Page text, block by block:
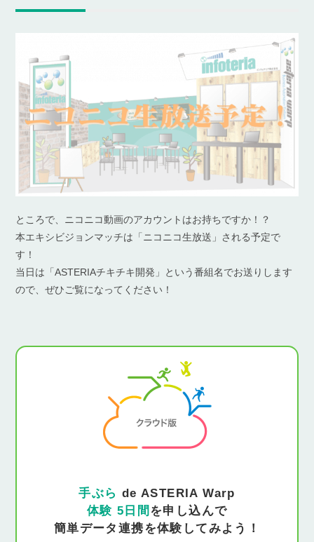
ところで、ニコニコ動画のアカウントはお持ちですか！？
本エキシビジョンマッチは「ニコニコ生放送」される予定で
す！
当日は「ASTERIAチキチキ開発」という番組名でお送りします
ので、ぜひご覧になってください！
手ぶら de ASTERIA Warp
体験 5日間 を申し込んで
簡単データ連携を体験してみよう！